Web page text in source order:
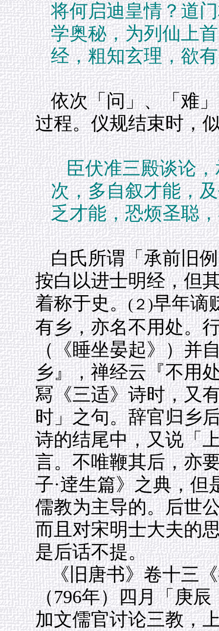
将何启迪皇情？道
学奥秘，为列仙上
经，粗知玄理，欲
依次「问」、「难
过程。仪规结束时，
臣伏准三殿谈论
次，多自叙才能，
乏才能，恐烦圣聪
白氏所谓「承前旧
按白以进士明经，但
着称于史。(２)早年谪
有乡，亦名不用处。
（《睡坐晏起》）并
乡』，禅经云『不用
冩《三适》诗时，又
时」之句。辞官归乡
诗的结尾中，又说「
言。不唯鞭其后，亦
子·逹生篇》之典，但
儒教为主导的。后世
而且对宋明士大夫的
是后话不提。
《旧唐书》卷十三
（796年）四月「庚
加文儒官讨论三教，